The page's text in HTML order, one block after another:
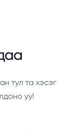
тул та хэсэг
уу!